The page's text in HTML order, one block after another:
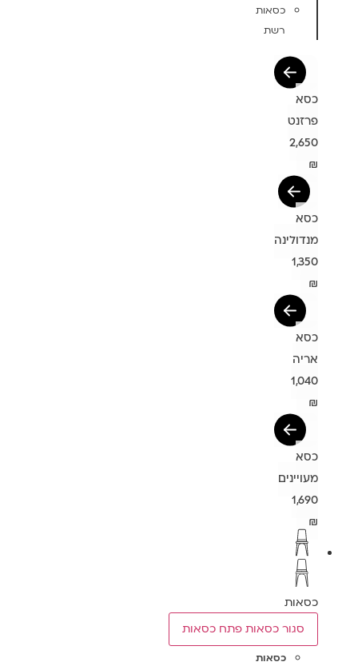
כסאות
רשת
כסא
פרזנט
2,650
₪
כסא
מנדולינה
1,350
₪
כסא
אריה
1,040
₪
כסא
מעויינים
1,690
₪
כסאות
סגור כסאות פתח כסאות
כסאות